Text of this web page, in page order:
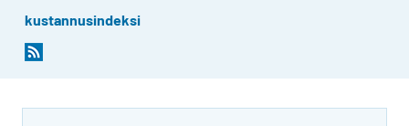
kustannusindeksi